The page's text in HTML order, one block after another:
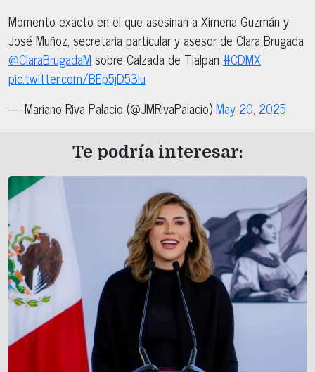
Momento exacto en el que asesinan a Ximena Guzmán y
José Muñoz, secretaria particular y asesor de Clara Brugada
@ClaraBrugadaM sobre Calzada de Tlalpan #CDMX
pic.twitter.com/BEp5jD53lu
— Mariano Riva Palacio (@JMRivaPalacio)May 20, 2025
Te podría interesar: